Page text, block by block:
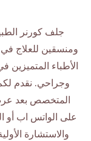
جلف كورنر
ومنسقين للعلاج
الأطباء
وجراحي. نقدم
المتخصص بعد
على الواتس اب أو
والاستشارة